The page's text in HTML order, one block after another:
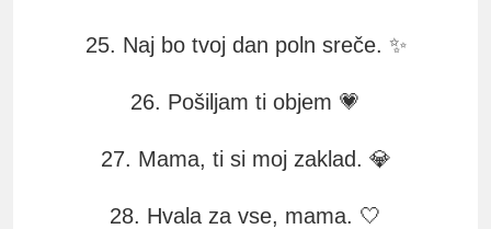
25. Naj bo tvoj dan poln sreče. ✨
26. Pošiljam ti objem 💗
27. Mama, ti si moj zaklad. 💎
28. Hvala za vse, mama. 🤍